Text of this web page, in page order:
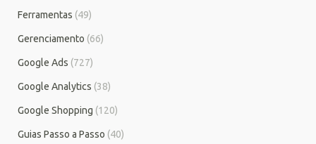
Ferramentas (49)
Gerenciamento (66)
Google Ads (727)
Google Analytics (38)
Google Shopping (120)
Guias Passo a Passo (40)